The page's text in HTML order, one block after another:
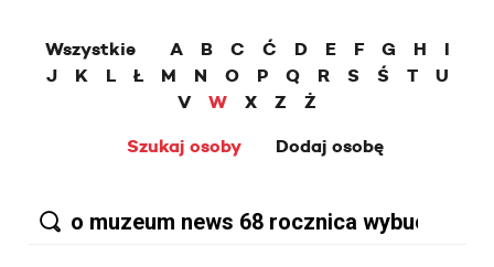
Wszystkie A B C Ć D E F G H
I
J
K L Ł M N O P Q R S Ś T
U
V
W X Z
Ż
Szukaj osoby
Dodaj osobę